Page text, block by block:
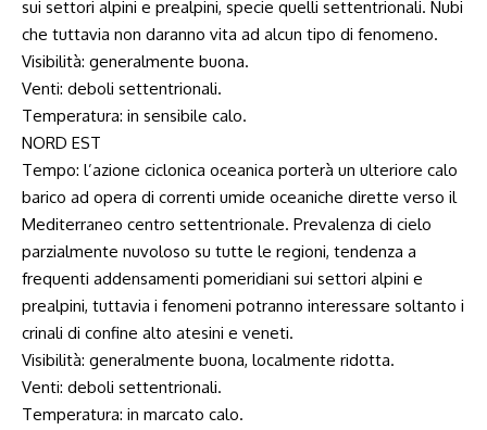
sui settori alpini e prealpini, specie quelli settentrionali. Nubi
che tuttavia non daranno vita ad alcun tipo di fenomeno.
Visibilità: generalmente buona.
Venti: deboli settentrionali.
Temperatura: in sensibile calo.
NORD EST
Tempo: l’azione ciclonica oceanica porterà un ulteriore calo
barico ad opera di correnti umide oceaniche dirette verso il
Mediterraneo centro settentrionale. Prevalenza di cielo
parzialmente nuvoloso su tutte le regioni, tendenza a
frequenti addensamenti pomeridiani sui settori alpini e
prealpini, tuttavia i fenomeni potranno interessare soltanto i
crinali di confine alto atesini e veneti.
Visibilità: generalmente buona, localmente ridotta.
Venti: deboli settentrionali.
Temperatura: in marcato calo.